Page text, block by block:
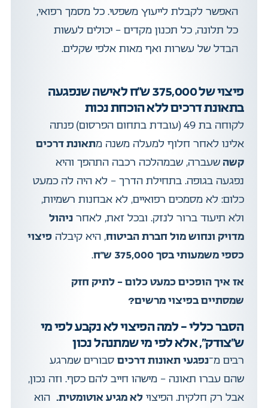
האפשר לקבלת לייעוץ משפטי. כל מסמך רפואי,
כל תלונה, כל תכנון מקדים – יכולים לעשות
הבדל של עשרות ואף מאות אלפי שקלים.
פיצוי של 375,000 ש"ח לאישה שנפגעה
בתאונת דרכים ללא הוכחת נכות
לקוחה בת 49 (עובדת בתחום הפרסום) פנתה
אלינו לאחר חלוף למעלה משנה מתאונת דרכים
קשהשעברה, שבמהלכה רכבה התהפך והיא
נפגעה בגופה. בתחילת הדרך – לא היה לה כמעט
כלום: לא מסמכים רפואיים, לא אבחנות רשמיות,
ולא תיעוד ברור לנזק. ובכל זאת, לאחרניהול
מדויק ונחוש מול חברת הביטוח, היא קיבלה פיצוי
כספי משמעותי בסך 375,000 ש”ח
.
אז איך הופכים כמעט כלום – לתיק חזק
שמסתיים בפיצוי מרשים?
הסבר כללי – למה הפיצוי לא נקבע לפי מי
ש"צודק", אלא לפי מי שמתנהל נכון
רבים מ־נפגעי תאונות דרכים סבורים שמרגע
שהם עברו תאונה – מישהו חייב להם כסף. וזה נכון,
אבל רק חלקית. הפיצוילא מגיע אוטומטית. הוא